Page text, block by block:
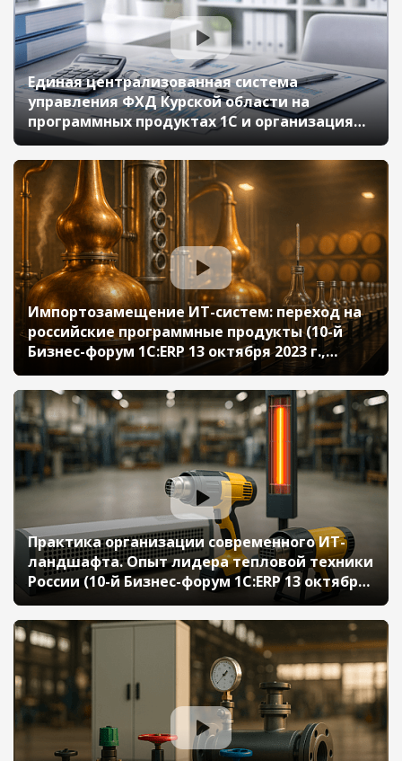
Единая централизованная система
управления ФХД Курской области на
программных продуктах 1С и организация
поддержки 3 000 пользователей с помощью
сервиса «1С-Коннект» (10-й Бизнес-форум
1С:ERP 13 октября 2023 г., Жеребцов Сергей,
ОКУ «Центр бюджетного учет
Импортозамещение ИТ-систем: переход на
российские программные продукты (10-й
Бизнес-форум 1С:ERP 13 октября 2023 г.,
Козлов Михаил, ООО «Алкогольная
Сибирская Группа»)
Практика организации современного ИТ-
ландшафта. Опыт лидера тепловой техники
России (10-й Бизнес-форум 1С:ERP 13 октября
2023 г., Ромащев Станислав, ООО «Ижевский
завод тепловой техники»)